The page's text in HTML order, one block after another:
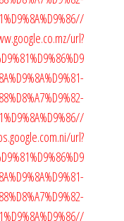
url?
url?